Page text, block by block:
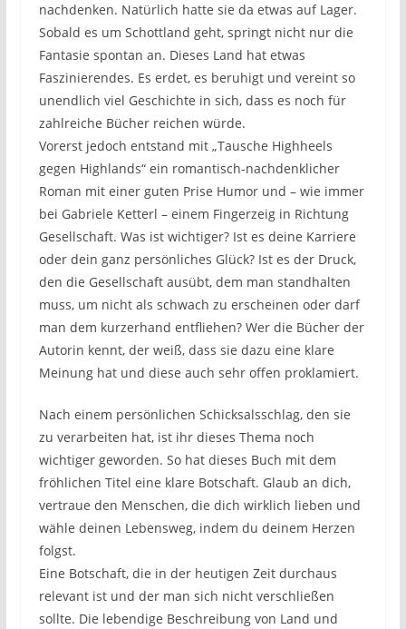
nachdenken. Natürlich hatte sie da etwas auf Lager.
Sobald es um Schottland geht, springt nicht nur die
Fantasie spontan an. Dieses Land hat etwas
Faszinierendes. Es erdet, es beruhigt und vereint so
unendlich viel Geschichte in sich, dass es noch für
zahlreiche Bücher reichen würde.
Vorerst jedoch entstand mit „Tausche Highheels
gegen Highlands“ ein romantisch-nachdenklicher
Roman mit einer guten Prise Humor und – wie immer
bei Gabriele Ketterl – einem Fingerzeig in Richtung
Gesellschaft. Was ist wichtiger? Ist es deine Karriere
oder dein ganz persönliches Glück? Ist es der Druck,
den die Gesellschaft ausübt, dem man standhalten
muss, um nicht als schwach zu erscheinen oder darf
man dem kurzerhand entfliehen? Wer die Bücher der
Autorin kennt, der weiß, dass sie dazu eine klare
Meinung hat und diese auch sehr offen proklamiert.
Nach einem persönlichen Schicksalsschlag, den sie
zu verarbeiten hat, ist ihr dieses Thema noch
wichtiger geworden. So hat dieses Buch mit dem
fröhlichen Titel eine klare Botschaft. Glaub an dich,
vertraue den Menschen, die dich wirklich lieben und
wähle deinen Lebensweg, indem du deinem Herzen
folgst.
Eine Botschaft, die in der heutigen Zeit durchaus
relevant ist und der man sich nicht verschließen
sollte. Die lebendige Beschreibung von Land und